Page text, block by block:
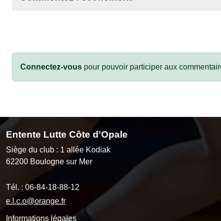
Connectez-vous pour pouvoir participer aux
Entente Lutte Côte d'Opale
Siège du club : 1 allée Kodiak
62200 Boulogne sur Mer
Tél. : 06-84-18-88-12
e.l.c.o@orange.fr
Informations légales